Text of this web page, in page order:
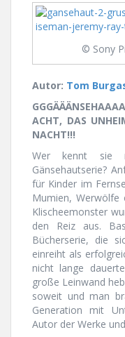
© Sony
Autor: Tom
ACHT, DAS
NACHT!!!
Wer kennt sie
Gänsehautserie?
für Kinder im
Mumien, Werwölfe
Klischeemonster
den Reiz aus.
Bücherserie, die
einreiht als
nicht lange
große Leinwand
soweit und man
Generation mit
Autor der Werke und